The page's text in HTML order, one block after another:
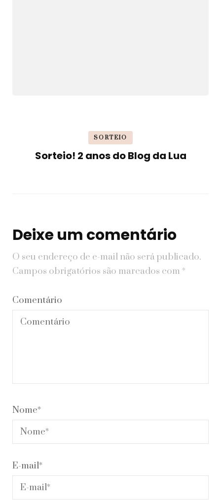
SORTEIO
Sorteio! 2 anos do Blog da Lua
Deixe um comentário
O seu endereço de e-mail não será publicado.
Campos obrigatórios são marcados com *
Comentário
Nome*
E-mail*